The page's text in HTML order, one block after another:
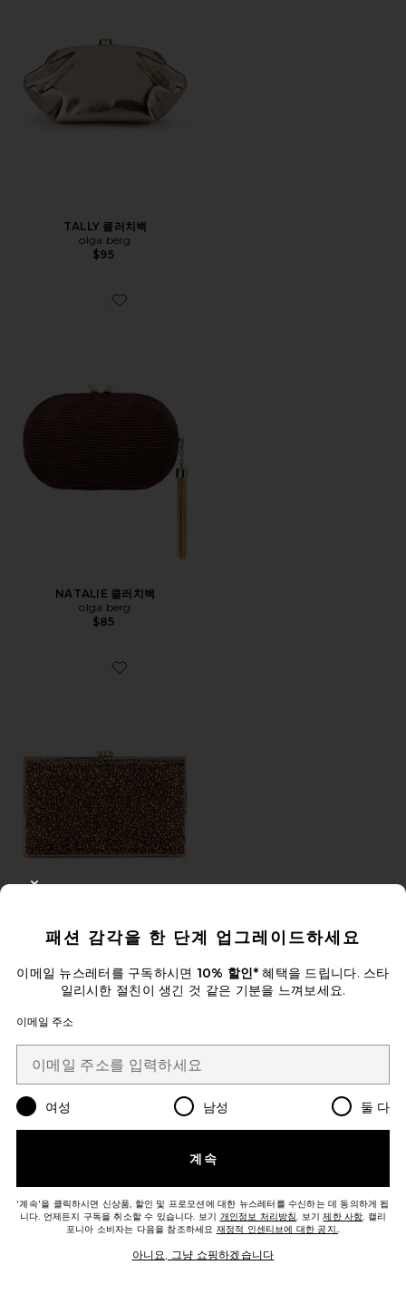
TALLY 클러치백
olga berg
$95
Favorite NATALIE 클러치백
NATALIE 클러치백
olga berg
$85
Favorite ASHA 클러치백
olga berg
$115
Favorite DOROTHY SWIRL PRINT 박스 클러치
패션 감각을 한 단계 업그레이드하세요
이메일 뉴스레터를 구독하시면 10% 할인*혜택을 드립니다. 스타
일리시한 절친이 생긴 것 같은 기분을 느껴보세요.
이메일 주소
여성 남성 둘 다
계속
'계속'을 클릭하시면 신상품, 할인 및 프로모션에 대한 뉴스레터를 수신하는 데 동의하게 됩
니다. 언제든지 구독을 취소할 수 있습니다. 보기 개인정보 처리방침. 보기제한 사항. 캘리
포니아 소비자는 다음을 참조하세요 재정적 인센티브에 대한 공지..
아니요, 그냥 쇼핑하겠습니다